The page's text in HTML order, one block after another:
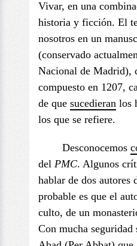
Vivar, en una
historia y ficción. El
nosotros en un
(conservado
Nacional de Madrid),
compuesto en 1207,
de que sucedieran los
los que se refiere.
Desconocemos
del PMC. Algunos
hablar de dos autores
probable es que el
culto, de un
Con mucha seguridad